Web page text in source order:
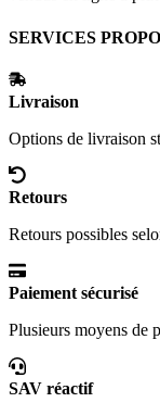
SERVICES
Livraison
Options de livraison
Retours
Retours possibles
Paiement sécurisé
Plusieurs moyens de
SAV réactif